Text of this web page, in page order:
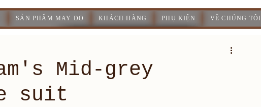
SẢN PHẨM MAY ĐO KHÁCH HÀNG PHỤ KIỆN VỀ CHÚNG TÔI
Mid-grey
suit